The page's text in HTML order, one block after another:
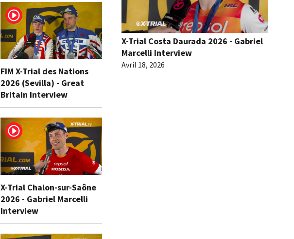
X-Trial Costa Daurada 2026 - Gabriel
Marcelli Interview
Avril 18, 2026
FIM X-Trial des Nations
2026 (Sevilla) - Great
Britain Interview
X-Trial Chalon-sur-Saône
2026 - Gabriel Marcelli
Interview